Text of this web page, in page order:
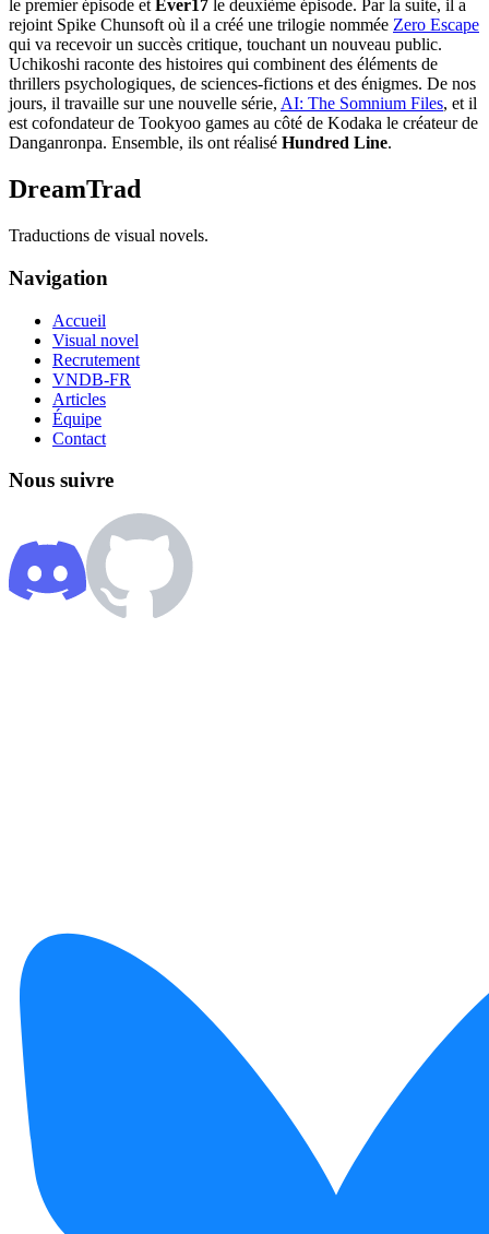
le premier épisode et Ever17 le deuxième épisode. Par la suite, il a
rejoint Spike Chunsoft où il a créé une trilogie nommée Zero Escape
qui va recevoir un succès critique, touchant un nouveau public.
Uchikoshi raconte des histoires qui combinent des éléments de
thrillers psychologiques, de sciences-fictions et des énigmes. De nos
jours, il travaille sur une nouvelle série, AI: The Somnium Files, et il
est cofondateur de Tookyoo games au côté de Kodaka le créateur de
Danganronpa. Ensemble, ils ont réalisé Hundred Line.
DreamTrad
Traductions de visual novels.
Navigation
Accueil
Visual novel
Recrutement
VNDB-FR
Articles
Équipe
Contact
Nous suivre